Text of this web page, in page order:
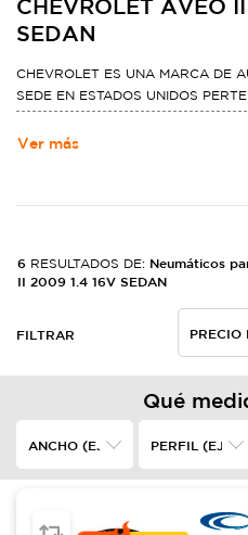
CHEVROLET AVEO
SEDAN
CHEVROLET ES UNA MARCA DE
SEDE EN ESTADOS UNIDOS
CRAPO DURANT EL 3 DE
Ver más
6 RESULTADOS DE: Neumáticos
II 2009 1.4 16V SEDAN
FILTRAR
Qué